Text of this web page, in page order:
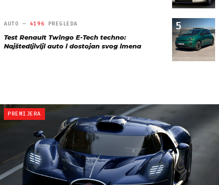
5
AUTO — 4196 PREGLEDA
Test Renault Twingo E-Tech techno:
Najštedljiviji auto i dostojan svog imena
PREMIJERA